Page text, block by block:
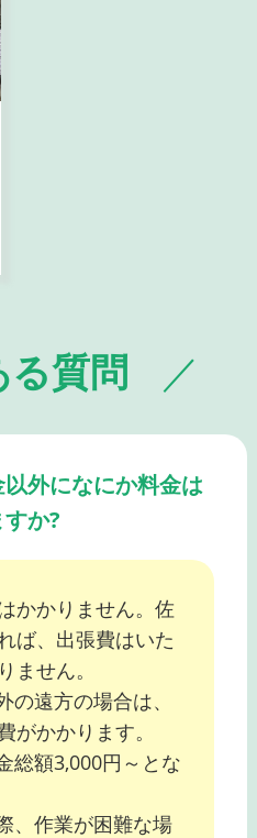
る質問
外になにか料金は
か?
かかりません。佐
ば、出張費はいた
ません。
の遠方の場合は、
がかかります。
総額3,000円～とな
、作業が困難な場